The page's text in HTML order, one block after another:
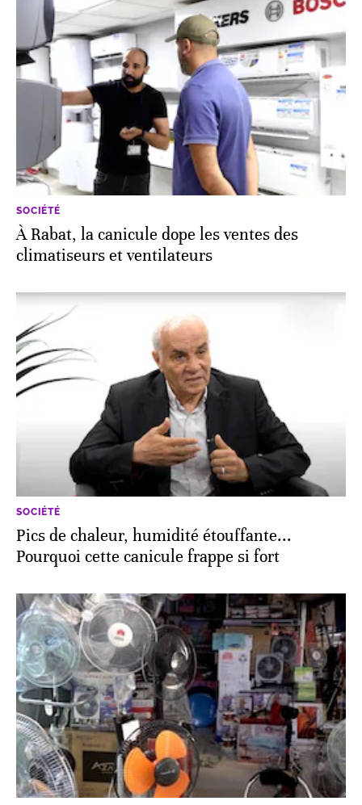
SOCIÉTÉ
À Rabat, la canicule dope les ventes des
climatiseurs et ventilateurs
SOCIÉTÉ
Pics de chaleur, humidité étouffante...
Pourquoi cette canicule frappe si fort